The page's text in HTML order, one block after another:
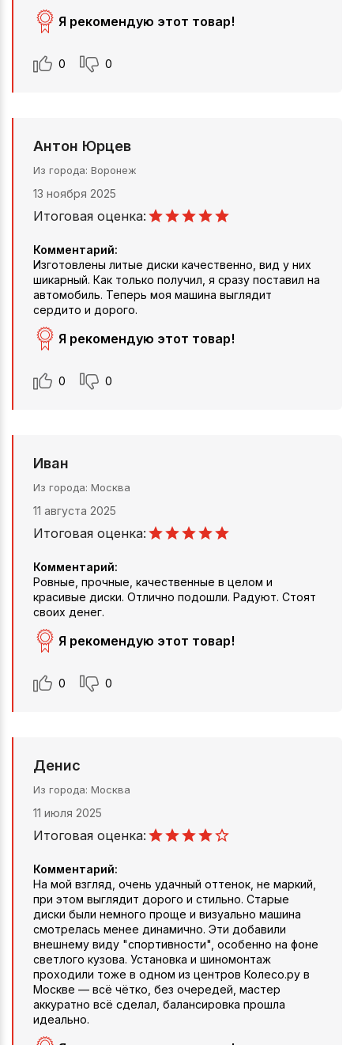
Я рекомендую этот товар!
0 0
Антон Юрцев
Из города Воронеж
13 ноября 2025
Итоговая оценка:
Комментарий:
Изготовлены литые диски качественно, вид у них
шикарный. Как только получил, я сразу поставил на
автомобиль. Теперь моя машина выглядит
сердито и дорого.
Я рекомендую этот товар!
0 0
Иван
Из города Москва
11 августа 2025
Итоговая оценка:
Комментарий:
Ровные, прочные, качественные в целом и
красивые диски. Отлично подошли. Радуют. Стоят
своих денег.
Я рекомендую этот товар!
0 0
Денис
Из города Москва
11 июля 2025
Итоговая оценка:
Комментарий:
На мой взгляд, очень удачный оттенок, не маркий,
при этом выглядит дорого и стильно. Старые
диски были немного проще и визуально машина
смотрелась менее динамично. Эти добавили
внешнему виду "спортивности", особенно на фоне
светлого кузова. Установка и шиномонтаж
проходили тоже в одном из центров Колесо.ру в
Москве — всё чётко, без очередей, мастер
аккуратно всё сделал, балансировка прошла
идеально.